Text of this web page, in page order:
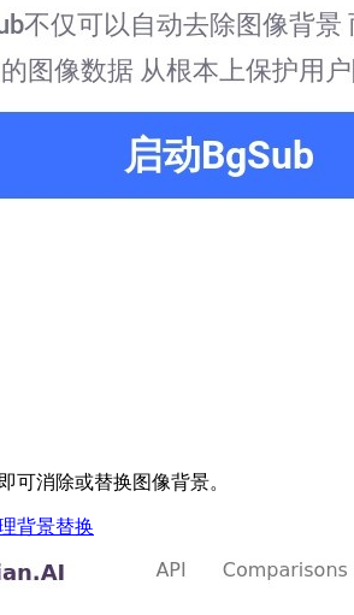
可消除或替换图像背景。
背景替换